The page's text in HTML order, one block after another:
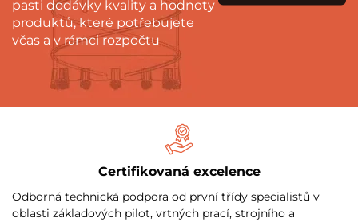
pasti dodávky kvality a hodnoty
produktů, které potřebujete
včas a v rámci rozpočtu
Certifikovaná excelence
Odborná technická podpora od první třídy specialistů v
oblasti základových pilot, vrtných prací, strojního a